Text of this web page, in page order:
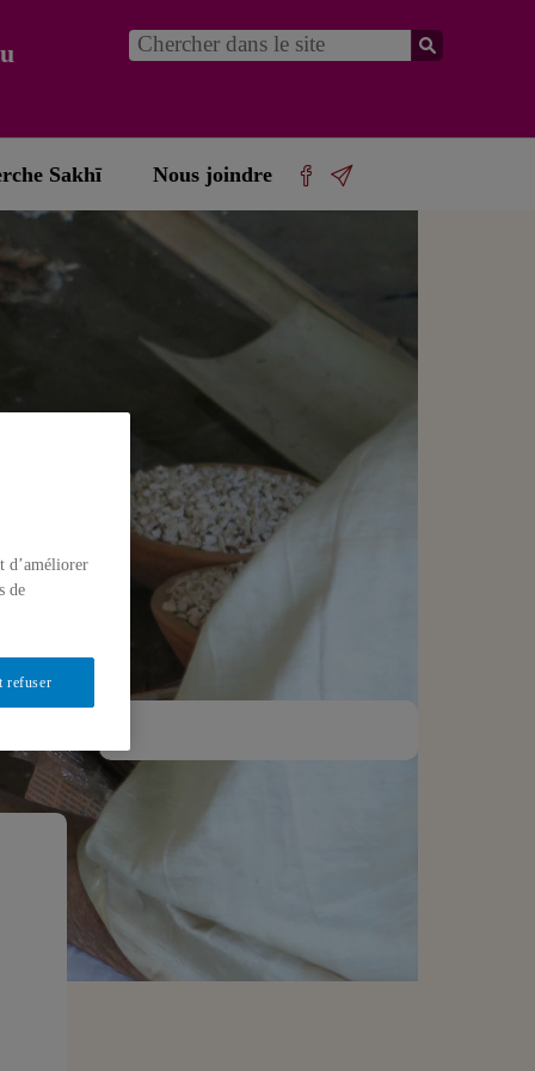
Sakhī Nous joindre
d’améliorer
de
refuser